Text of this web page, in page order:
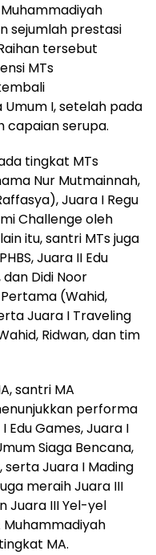
sejumlah prestasi
tersebut
MTs
I, setelah pada
capaian serupa.
tingkat MTs
Nur Mutmainnah,
Juara I Regu
Challenge oleh
itu, santri MTs juga
Juara II Edu
dan Didi Noor
(Wahid,
Juara I Traveling
Ridwan, dan tim
santri MA
performa
Games, Juara I
Siaga Bencana,
serta Juara I Mading
meraih Juara III
Juara III Yel-yel
Muhammadiyah
MA.